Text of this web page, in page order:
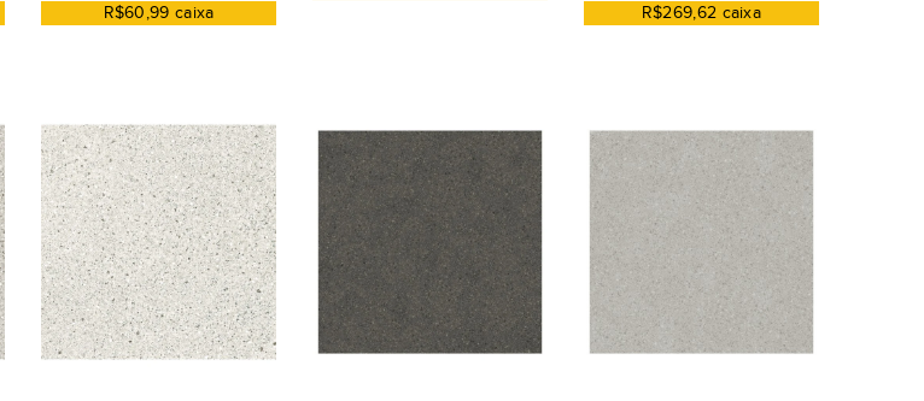
R$60,99 caixa
R$269,62 caixa